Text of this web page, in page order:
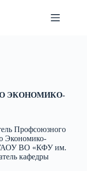
ЭКОНОМИКО-
Профсоюзного
Экономико-
ВО «КФУ им.
кафедры